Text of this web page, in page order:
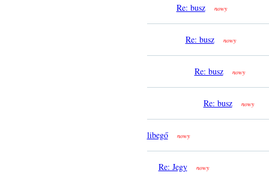
Re: busz nowy
Re: busz nowy
Re: busz nowy
Re: busz nowy
libegő nowy
Re: Jegy nowy